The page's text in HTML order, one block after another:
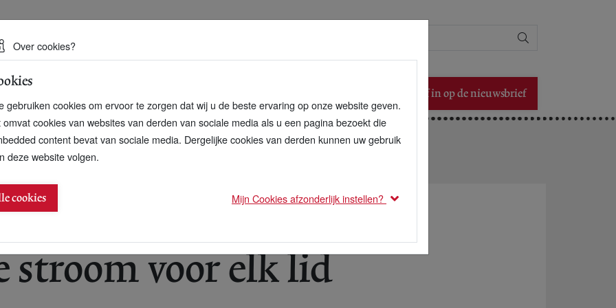
duurzame toekomst
Schrijf in op de nieuwsbrief
Protestantse kerk
stroom voor elk lid
Over cookies?
gebruiken cookies om ervoor te zorgen dat wij u de beste ervaring op onze website geven.
omvat cookies van websites van derden van sociale media als u een pagina bezoekt die
content bevat van sociale media. Dergelijke cookies van derden kunnen uw gebruik
deze website volgen.
cookies Mijn Cookies afzonderlijk instellen?